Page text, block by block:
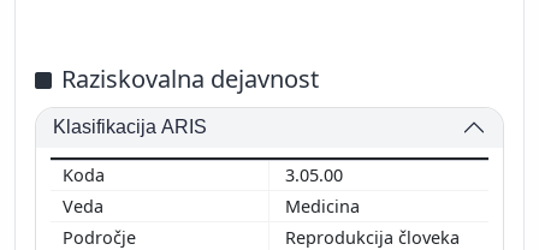
Raziskovalna dejavnost
Klasifikacija ARIS
3.05.00
Medicina
Reprodukcija človeka